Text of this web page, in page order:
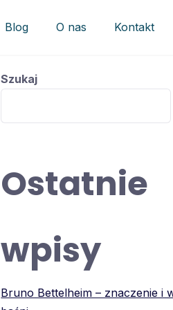
Blog O nas Kontakt
Szukaj
Ostatnie
wpisy
Bruno Bettelheim – znaczenie i